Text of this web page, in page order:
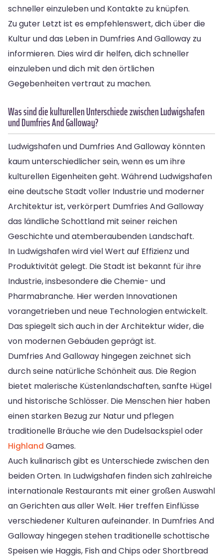
schneller einzuleben und Kontakte zu knüpfen.
Zu guter Letzt ist es empfehlenswert, dich über die
Kultur und das Leben in Dumfries And Galloway zu
informieren. Dies wird dir helfen, dich schneller
einzuleben und dich mit den örtlichen
Gegebenheiten vertraut zu machen.
Was sind die kulturellen Unterschiede zwischen Ludwigshafen
und Dumfries And Galloway?
Ludwigshafen und Dumfries And Galloway könnten
kaum unterschiedlicher sein, wenn es um ihre
kulturellen Eigenheiten geht. Während Ludwigshafen
eine deutsche Stadt voller Industrie und moderner
Architektur ist, verkörpert Dumfries And Galloway
das ländliche Schottland mit seiner reichen
Geschichte und atemberaubenden Landschaft.
In Ludwigshafen wird viel Wert auf Effizienz und
Produktivität gelegt. Die Stadt ist bekannt für ihre
Industrie, insbesondere die Chemie- und
Pharmabranche. Hier werden Innovationen
vorangetrieben und neue Technologien entwickelt.
Das spiegelt sich auch in der Architektur wider, die
von modernen Gebäuden geprägt ist.
Dumfries And Galloway hingegen zeichnet sich
durch seine natürliche Schönheit aus. Die Region
bietet malerische Küstenlandschaften, sanfte Hügel
und historische Schlösser. Die Menschen hier haben
einen starken Bezug zur Natur und pflegen
traditionelle Bräuche wie den Dudelsackspiel oder
Highland Games.
Auch kulinarisch gibt es Unterschiede zwischen den
beiden Orten. In Ludwigshafen finden sich zahlreiche
internationale Restaurants mit einer großen Auswahl
an Gerichten aus aller Welt. Hier treffen Einflüsse
verschiedener Kulturen aufeinander. In Dumfries And
Galloway hingegen stehen traditionelle schottische
Speisen wie Haggis, Fish and Chips oder Shortbread